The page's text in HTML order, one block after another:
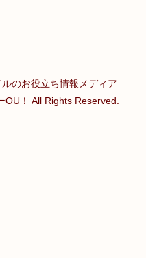
のお役立ち情報メディア
！ All Rights Reserved.